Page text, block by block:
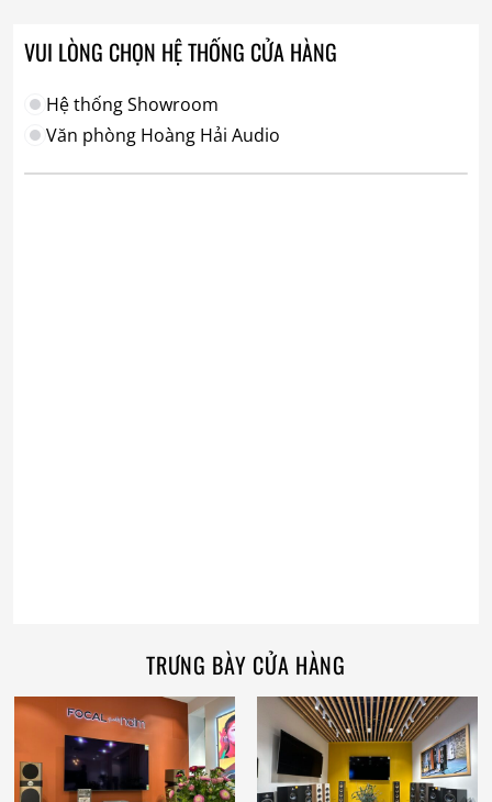
VUI LÒNG CHỌN HỆ THỐNG CỬA HÀNG
Hệ thống Showroom
Văn phòng Hoàng Hải Audio
TRƯNG BÀY CỬA HÀNG